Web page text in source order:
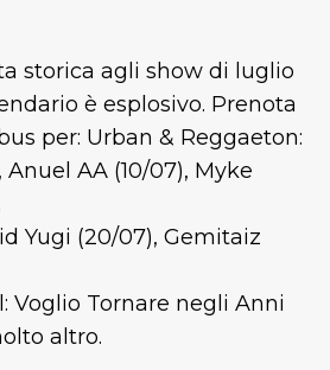
storica agli show di luglio
è esplosivo. Prenota
per: Urban & Reggaeton:
AA (10/07), Myke
Yugi (20/07), Gemitaiz
Voglio Tornare negli Anni
altro.